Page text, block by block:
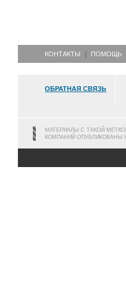
КОНТАКТЫ ПОМОЩЬ
ОБРАТНАЯ СВЯЗЬ
МАТЕРИАЛЫ С ТАКОЙ
КОМПАНИЙ